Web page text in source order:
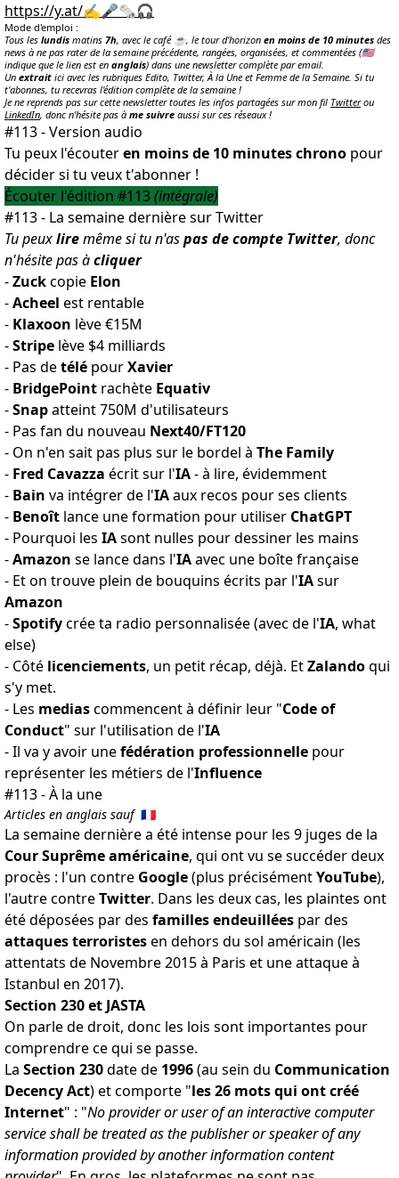
https://y.at/✍️🎤🗞️🎧
Mode d'emploi :
Tous les lundis matins 7h, avec le café ☕️, le tour d'horizon en moins de 10 minutes des
news à ne pas rater de la semaine précédente, rangées, organisées, et commentées (🇺🇸
indique que le lien est en anglais) dans une newsletter complète par email.
Un extrait ici avec les rubriques Edito, Twitter, À la Une et Femme de la Semaine. Si tu
t'abonnes, tu recevras l'édition complète de la semaine !
Je ne reprends pas sur cette newsletter toutes les infos partagées sur mon fil Twitterou
LinkedIn, donc n'hésite pas à me suivre aussi sur ces réseaux !
#113 - Version audio
Tu peux l'écouteren moins de 10 minutes chrono pour
décider si tu veux t'abonner !
Écouter l'édition #113 (intégrale)
#113 - La semaine dernière sur Twitter
Tu peuxliremême si tu n'aspas de compte Twitter, donc
n'hésite pas àcliquer
-Zuckcopie Elon
-Acheel est rentable
- Klaxoon lève €15M
-Stripe lève $4 milliards
- Pas detélé pourXavier
- BridgePoint rachète Equativ
-Snapatteint750M d'utilisateurs
- Pas fan du nouveau Next40/FT120
- On n'en sait pas plus sur le bordel à The Family
- Fred Cavazza écrit sur l'IA-à lire, évidemment
- Bain va intégrer de l'IAaux recos pour ses clients
- Benoît lance une formation pour utiliser ChatGPT
- Pourquoi les IAsont nulles pour dessiner les mains
-Amazon se lance dans l'IAavec une boîte française
- Et on trouve plein de bouquins écrits par l'IAsur
Amazon
-Spotifycréeta radio personnalisée(avec de l'IA, what
else)
- Côté licenciements, un petit récap, déjà. EtZalandoqui
s'y met.
- Les mediascommencent à définir leur "Code of
Conduct" sur l'utilisation de l'IA
- Il va y avoir unefédération professionnelle pour
représenter les métiers de l'Influence
#113 - À la une
Articles en anglais sauf 🇫🇷
La semaine dernière a été intense pour les 9 juges de la
Cour Suprême américaine, qui ont vu se succéder deux
procès : l'un contre Google(plus précisémentYouTube),
l'autre contreTwitter. Dans les deux cas, les plaintes ont
été déposées par des familles endeuillées par des
attaques terroristesen dehors du sol américain (les
attentats de Novembre 2015 à Paris et une attaque à
Istanbul en 2017).
Section 230 et JASTA
On parle de droit, donc les lois sont importantes pour
comprendre ce qui se passe.
La Section 230date de 1996(au sein du Communication
Decency Act) et comporte "les 26 mots qui ont créé
Internet" : "No provider or user of an interactive computer
service shall be treated as the publisher or speaker of any
information provided by another information content